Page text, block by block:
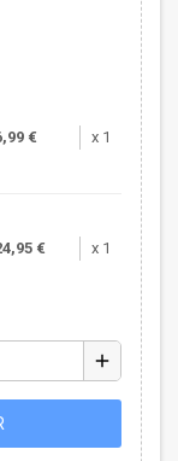
€ x 1
€ x 1
add